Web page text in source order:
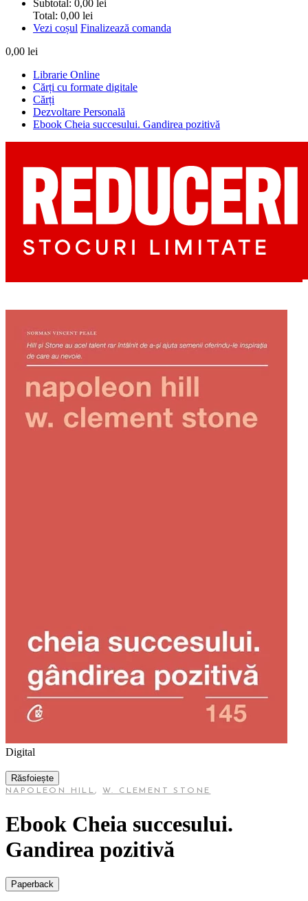
Subtotal: 0,00 lei
Total: 0,00 lei
Vezi coșul Finalizează comanda
0,00 lei
Librarie Online
Cărți cu formate digitale
Cărți
Dezvoltare Personală
Ebook Cheia succesului. Gandirea pozitivă
Digital
Răsfoiește
NAPOLEON HILL, W. CLEMENT STONE
Ebook Cheia succesului.
Gandirea pozitivă
Paperback